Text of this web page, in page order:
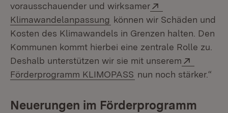
vorausschauender und wirksamer
Klimawandelanpassung (Öffnet in neuem Fenster)
können wir Schäden und
Kosten des Klimawandels in Grenzen halten. Den
Kommunen kommt hierbei eine zentrale Rolle zu.
Deshalb unterstützen wir sie mit unserem
Förderprogramm KLIMOPASS (Öffnet in neuem
nun noch stärker.“
Neuerungen im Förderprogramm